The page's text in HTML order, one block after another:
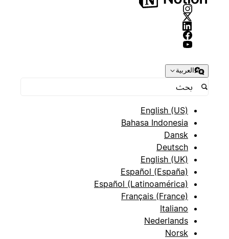
العربية
English (US)
Bahasa Indonesia
Dansk
Deutsch
English (UK)
Español (España)
Español (Latinoamérica)
Français (France)
Italiano
Nederlands
Norsk